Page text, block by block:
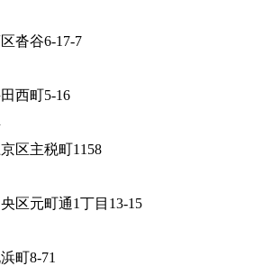
沓谷6-17-7
西町5-16
区主税町1158
区元町通1丁目13-15
町8-71